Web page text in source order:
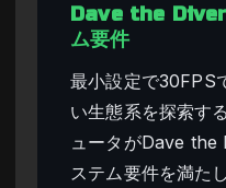
Dave the Diver
ム要件
最小設定で30FPS
い生態系を探索す
ュータがDave the
ステム要件を満た